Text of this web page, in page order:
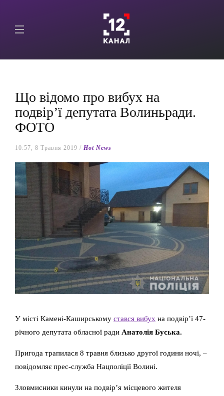
Що відомо про вибух на
подвір’ї депутата Волиньради.
ФОТО
10:57, 8 Травня 2019 / Hot News
У місті Камені-Каширському стався вибух на подвір’ї 47-
річного депутата обласної ради Анатолія Буська.
Пригода трапилася 8 травня близько другої години ночі, –
повідомляє прес-служба Нацполіції Волині.
Зловмисники кинули на подвір’я місцевого жителя